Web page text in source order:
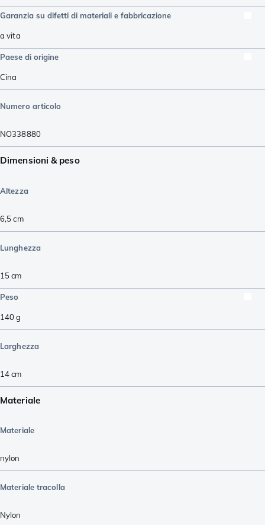
Garanzia su difetti di materiali e fabbricazione
a vita
Paese di origine
Cina
Numero articolo
NO338880
Dimensioni & peso
Altezza
6,5cm
Lunghezza
15cm
Peso
140g
Larghezza
14cm
Materiale
Materiale
nylon
Materiale tracolla
Nylon